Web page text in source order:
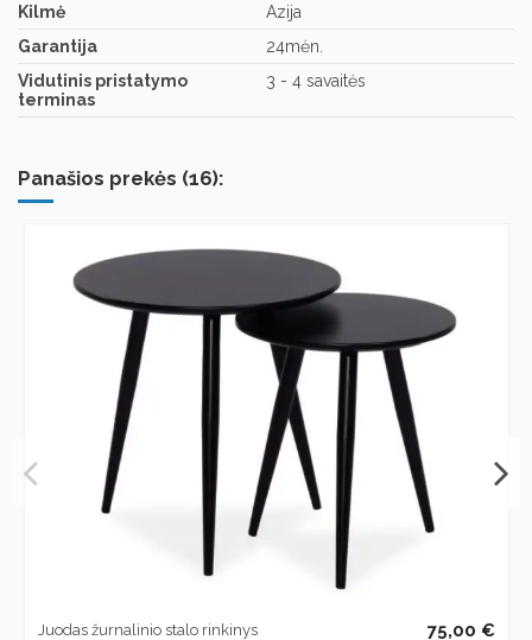
Kilmė
Azija
Garantija
24mėn.
Vidutinis pristatymo
terminas
3 - 4 savaitės
Panašios prekės (16):
Juodas žurnalinio stalo rinkinys 75,00 €